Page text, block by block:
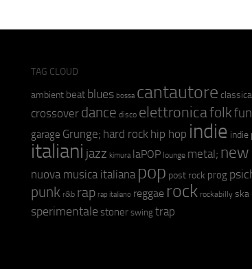
TAG CLOUD
ambient beat blues bossa cantautore classica
crossover dance disco elettronicafolk
garage Grunge; hard rock hip hop indie indie
italiani jazz kimura laPOP lounge metal; new
nuova musica italiana pop post rock prog
punk r&b rap rap italiano reggae rock rockabilly ska
sperimentale stoner swing trap